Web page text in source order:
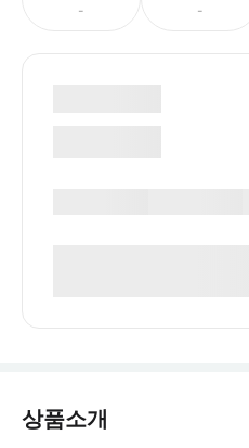
- -
상품소개